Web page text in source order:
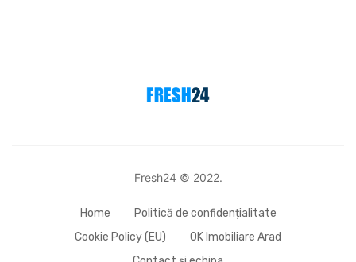
Fresh24 © 2022.
Home
Politică de confidențialitate
Cookie Policy (EU)
OK Imobiliare Arad